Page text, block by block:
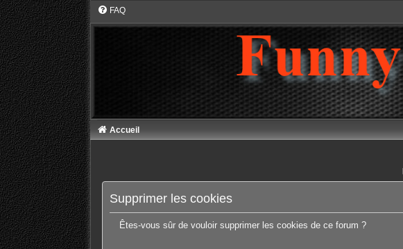
FAQ
Accueil
Supprimer les cookies
Êtes-vous sûr de vouloir supprimer les cookies de ce forum ?